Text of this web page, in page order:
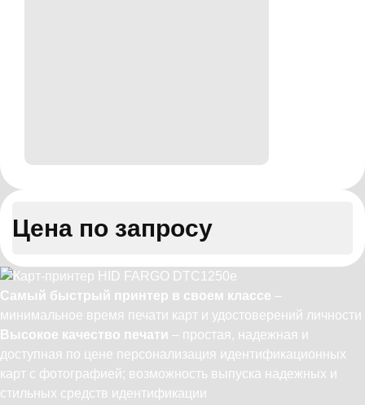
Цена по запросу
Самый быстрый принтер в своем классе –
минимальное время печати карт и удостоверений личности
Высокое качество печати – простая, надежная и
доступная по цене персонализация идентификационных
карт с фотографией; возможность выпуска надежных и
стильных средств идентификации